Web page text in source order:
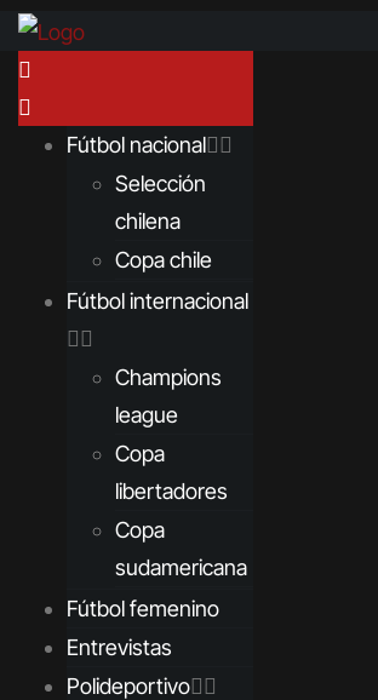
Fútbol nacional
Selección
chilena
Copa chile
Fútbol internacional
Champions
league
Copa
libertadores
Copa
sudamericana
Fútbol femenino
Entrevistas
Polideportivo